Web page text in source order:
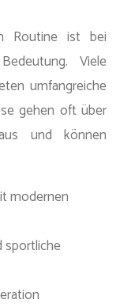
Routine ist bei
Viele
umfangreiche
gehen oft über
und können
modernen
sportliche